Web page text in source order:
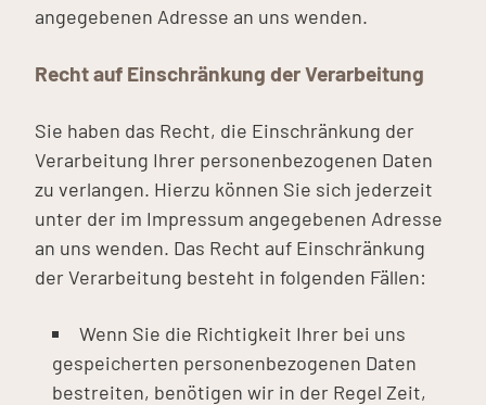
angegebenen Adresse an uns wenden.
Recht auf Einschränkung der Verarbeitung
Sie haben das Recht, die Einschränkung der
Verarbeitung Ihrer personenbezogenen Daten
zu verlangen. Hierzu können Sie sich jederzeit
unter der im Impressum angegebenen Adresse
an uns wenden. Das Recht auf Einschränkung
der Verarbeitung besteht in folgenden Fällen:
Wenn Sie die Richtigkeit Ihrer bei uns
gespeicherten personenbezogenen Daten
bestreiten, benötigen wir in der Regel Zeit,